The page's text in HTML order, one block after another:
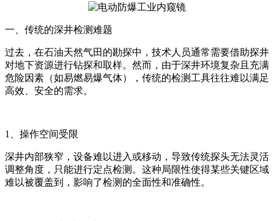
一、传统的深井检测难题
过去，在石油天然气田的勘探中，技术人员通常需要借助探井
对地下资源进行钻探和取样。然而，由于深井环境复杂且充满
危险因素（如易燃易爆气体），传统的检测工具往往难以满足
高效、安全的需求。
1、操作空间受限
深井内部狭窄，设备难以进入或移动，导致传统探头无法灵活
调整角度，只能进行定点检测。这种局限性使得某些关键区域
难以被覆盖到，影响了检测的全面性和准确性。